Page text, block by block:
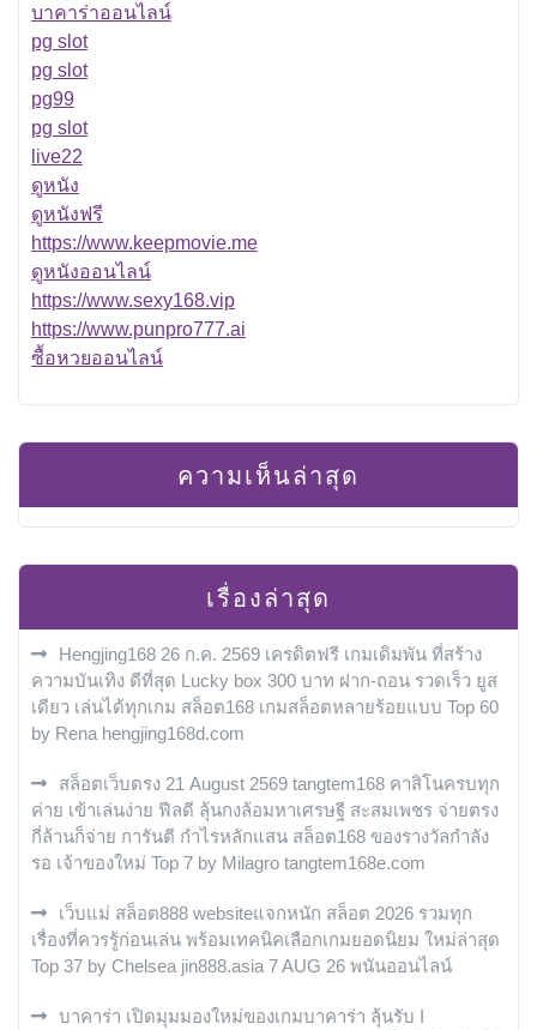
บาคาร่าออนไลน์
pg slot
pg slot
pg99
pg slot
live22
ดูหนัง
ดูหนังฟรี
https://www.keepmovie.me
ดูหนังออนไลน์
https://www.sexy168.vip
https://www.punpro777.ai
ซื้อหวยออนไลน์
ความเห็นล่าสุด
เรื่องล่าสุด
Hengjing168 26 ก.ค. 2569 เครดิตฟรี เกมเดิมพัน ที่สร้าง
ความบันเทิง ดีที่สุด Lucky box 300 บาท ฝาก-ถอน รวดเร็ว ยูส
เดียว เล่นได้ทุกเกม สล็อต168 เกมสล็อตหลายร้อยแบบ Top 60
by Rena hengjing168d.com
สล็อตเว็บตรง 21 August 2569 tangtem168 คาสิโนครบทุก
ค่าย เข้าเล่นง่าย ฟีลดี ลุ้นกงล้อมหาเศรษฐี สะสมเพชร จ่ายตรง
กี่ล้านก็จ่าย การันตี กำไรหลักแสน สล็อต168 ของรางวัลกำลัง
รอ เจ้าของใหม่ Top 7 by Milagro tangtem168e.com
เว็บแม่ สล็อต888 websiteแจกหนัก สล็อต 2026 รวมทุก
เรื่องที่ควรรู้ก่อนเล่น พร้อมเทคนิคเลือกเกมยอดนิยม ใหม่ล่าสุด
Top 37 by Chelsea jin888.asia 7 AUG 26 พนันออนไลน์
บาคาร่า เปิดมุมมองใหม่ของเกมบาคาร่า ลุ้นรับ I